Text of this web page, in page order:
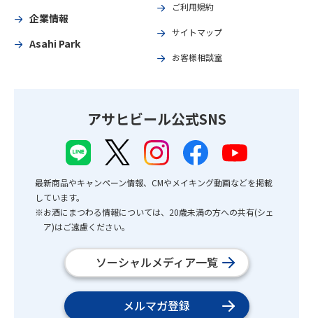
企業情報
Asahi Park
ご利用規約
サイトマップ
お客様相談室
アサヒビール公式SNS
最新商品やキャンペーン情報、CMやメイキング動画などを掲載
しています。
※お酒にまつわる情報については、20歳未満の方への共有(シェ
ア)はご遠慮ください。
ソーシャルメディア一覧
メルマガ登録